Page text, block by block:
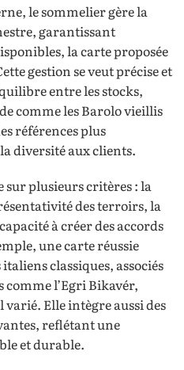
le sommelier gère la
garantissant
la carte proposée
gestion se veut précise et
entre les stocks,
comme les Barolo vieillis
références plus
diversité aux clients.
sur plusieurs critères : la
des terroirs, la
à créer des accords
une carte réussie
classiques, associés
comme l’Egri Bikavér,
Elle intègre aussi des
reflétant une
et durable.